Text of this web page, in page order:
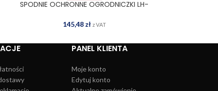
WYBIERZ OPCJE
SPODNIE OCHRONNE OGRODNICZKI LH-
145,48 zł z VAT
PANEL KLIENTA
Moje konto
Edytuj konto